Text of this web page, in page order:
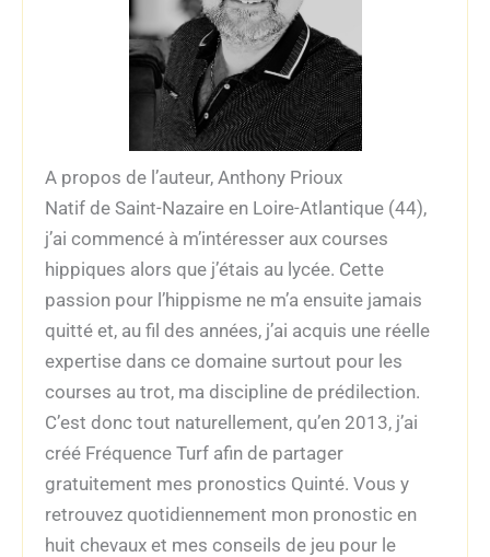
A propos de l’auteur, Anthony Prioux
Natif de Saint-Nazaire en Loire-Atlantique (44),
j’ai commencé à m’intéresser aux courses
hippiques alors que j’étais au lycée. Cette
passion pour l’hippisme ne m’a ensuite jamais
quitté et, au fil des années, j’ai acquis une réelle
expertise dans ce domaine surtout pour les
courses au trot, ma discipline de prédilection.
C’est donc tout naturellement, qu’en 2013, j’ai
créé Fréquence Turf afin de partager
gratuitement mes pronostics Quinté. Vous y
retrouvez quotidiennement mon pronostic en
huit chevaux et mes conseils de jeu pour le